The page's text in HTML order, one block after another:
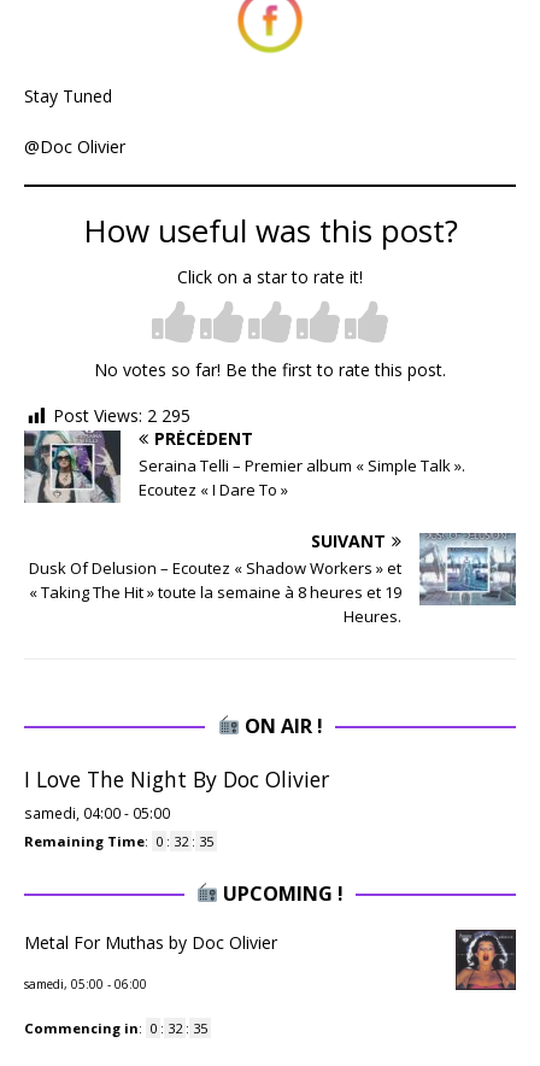
Stay Tuned
@Doc Olivier
How useful was this post?
Click on a star to rate it!
No votes so far! Be the first to rate this post.
Post Views: 2 295
PRÉCÉDENT
Seraina Telli – Premier album « Simple Talk ».
Ecoutez « I Dare To »
SUIVANT
Dusk Of Delusion – Ecoutez « Shadow Workers » et
« Taking The Hit » toute la semaine à 8 heures et 19
Heures.
ON AIR !
I Love The Night By Doc Olivier
samedi, 04:00- 05:00
Remaining Time: 0 : 32 : 34
UPCOMING !
Metal For Muthas by Doc Olivier
samedi, 05:00 - 06:00
Commencing in: 0 : 32 : 34